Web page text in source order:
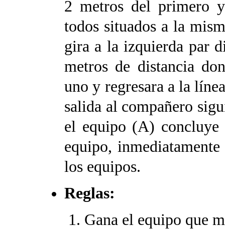
2 metros del primero
todos situados a la
gira a la izquierda par
metros de distancia
uno y regresara a la
salida al compañero
el equipo (A) concluye
equipo,
los equipos.
Reglas:
Gana el equipo que